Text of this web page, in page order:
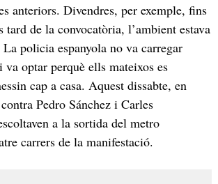
anteriors. Divendres, per exemple, fins
tard de la convocatòria, l’ambient estava
policia espanyola no va carregar
optar perquè ells mateixos es
cap a casa. Aquest dissabte, en
Pedro Sánchez i Carles
a la sortida del metro
carrers de la manifestació.